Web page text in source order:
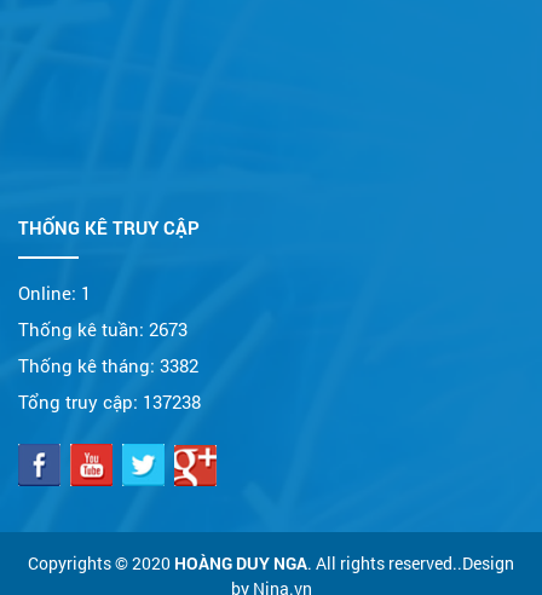
THỐNG KÊ TRUY CẬP
Online: 1
Thống kê tuần: 2673
Thống kê tháng: 3382
Tổng truy cập: 137238
Copyrights © 2020 HOÀNG DUY NGA. All rights reserved..Design
by Nina.vn